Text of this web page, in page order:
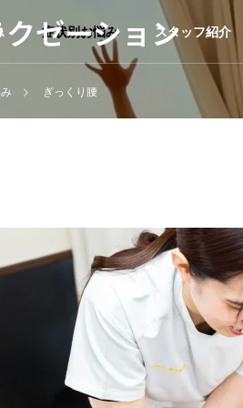
ゼーション
症状別お悩み スタッフ紹介
ぎっくり腰